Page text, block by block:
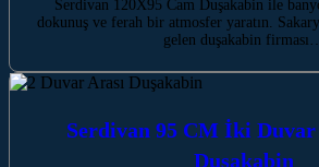
Serdivan 120X95 Cam Duşakabin ile
dokunuş ve ferah bir atmosfer yaratın.
gelen duşakabin firması…
Serdivan 95 CM İki Duvar
Duşakabin